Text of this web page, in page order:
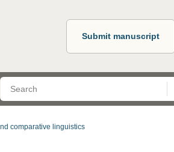
Submit manuscript
comparative linguistics